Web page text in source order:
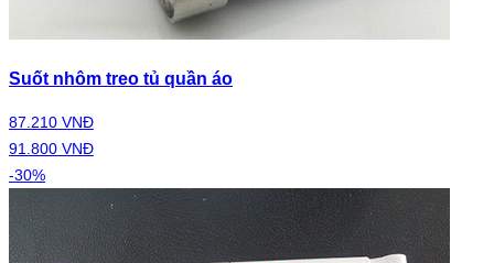
Suốt nhôm treo tủ quần áo
87.210 VNĐ
91.800 VNĐ
-30%